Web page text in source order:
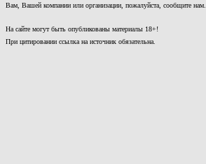
Вам, Вашей компании или организации, пожалуйста, сообщите нам.
На сайте могут быть опубликованы материалы 18+!
При цитировании ссылка на источник обязательна.